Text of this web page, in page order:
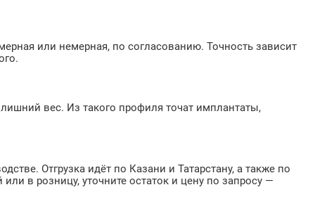
или немерная, по согласованию. Точность зависит
вес. Из такого профиля точат имплантаты,
Отгрузка идёт по Казани и Татарстану, а также по
в розницу, уточните остаток и цену по запросу —